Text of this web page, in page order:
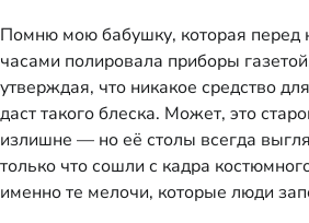
Помню мою бабушку, которая
часами полировала приборы
утверждая, что никакое средство
даст такого блеска. Может, это
излишне — но её столы всегда
только что сошли с кадра
именно те мелочи, которые люди